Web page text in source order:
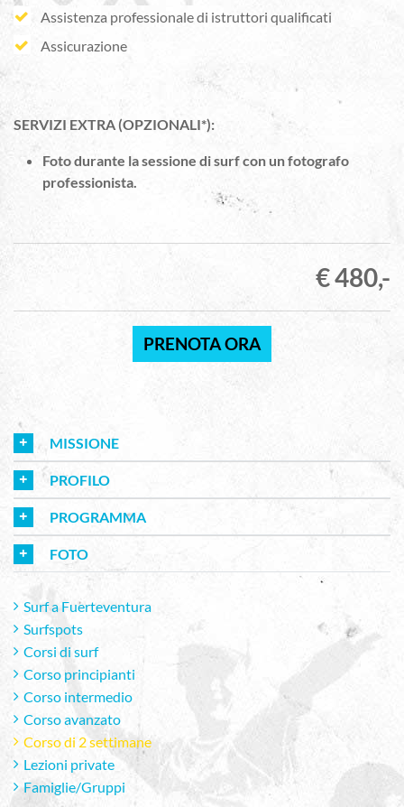
Assistenza professionale di istruttori qualificati
Assicurazione
SERVIZI EXTRA (OPZIONALI*):
Foto durante la sessione di surf con un fotografo
professionista.
€ 480,-
PRENOTA ORA
MISSIONE
PROFILO
PROGRAMMA
FOTO
Surf a Fuerteventura
Surfspots
Corsi di surf
Corso principianti
Corso intermedio
Corso avanzato
Corso di 2 settimane
Lezioni private
Famiglie/Gruppi